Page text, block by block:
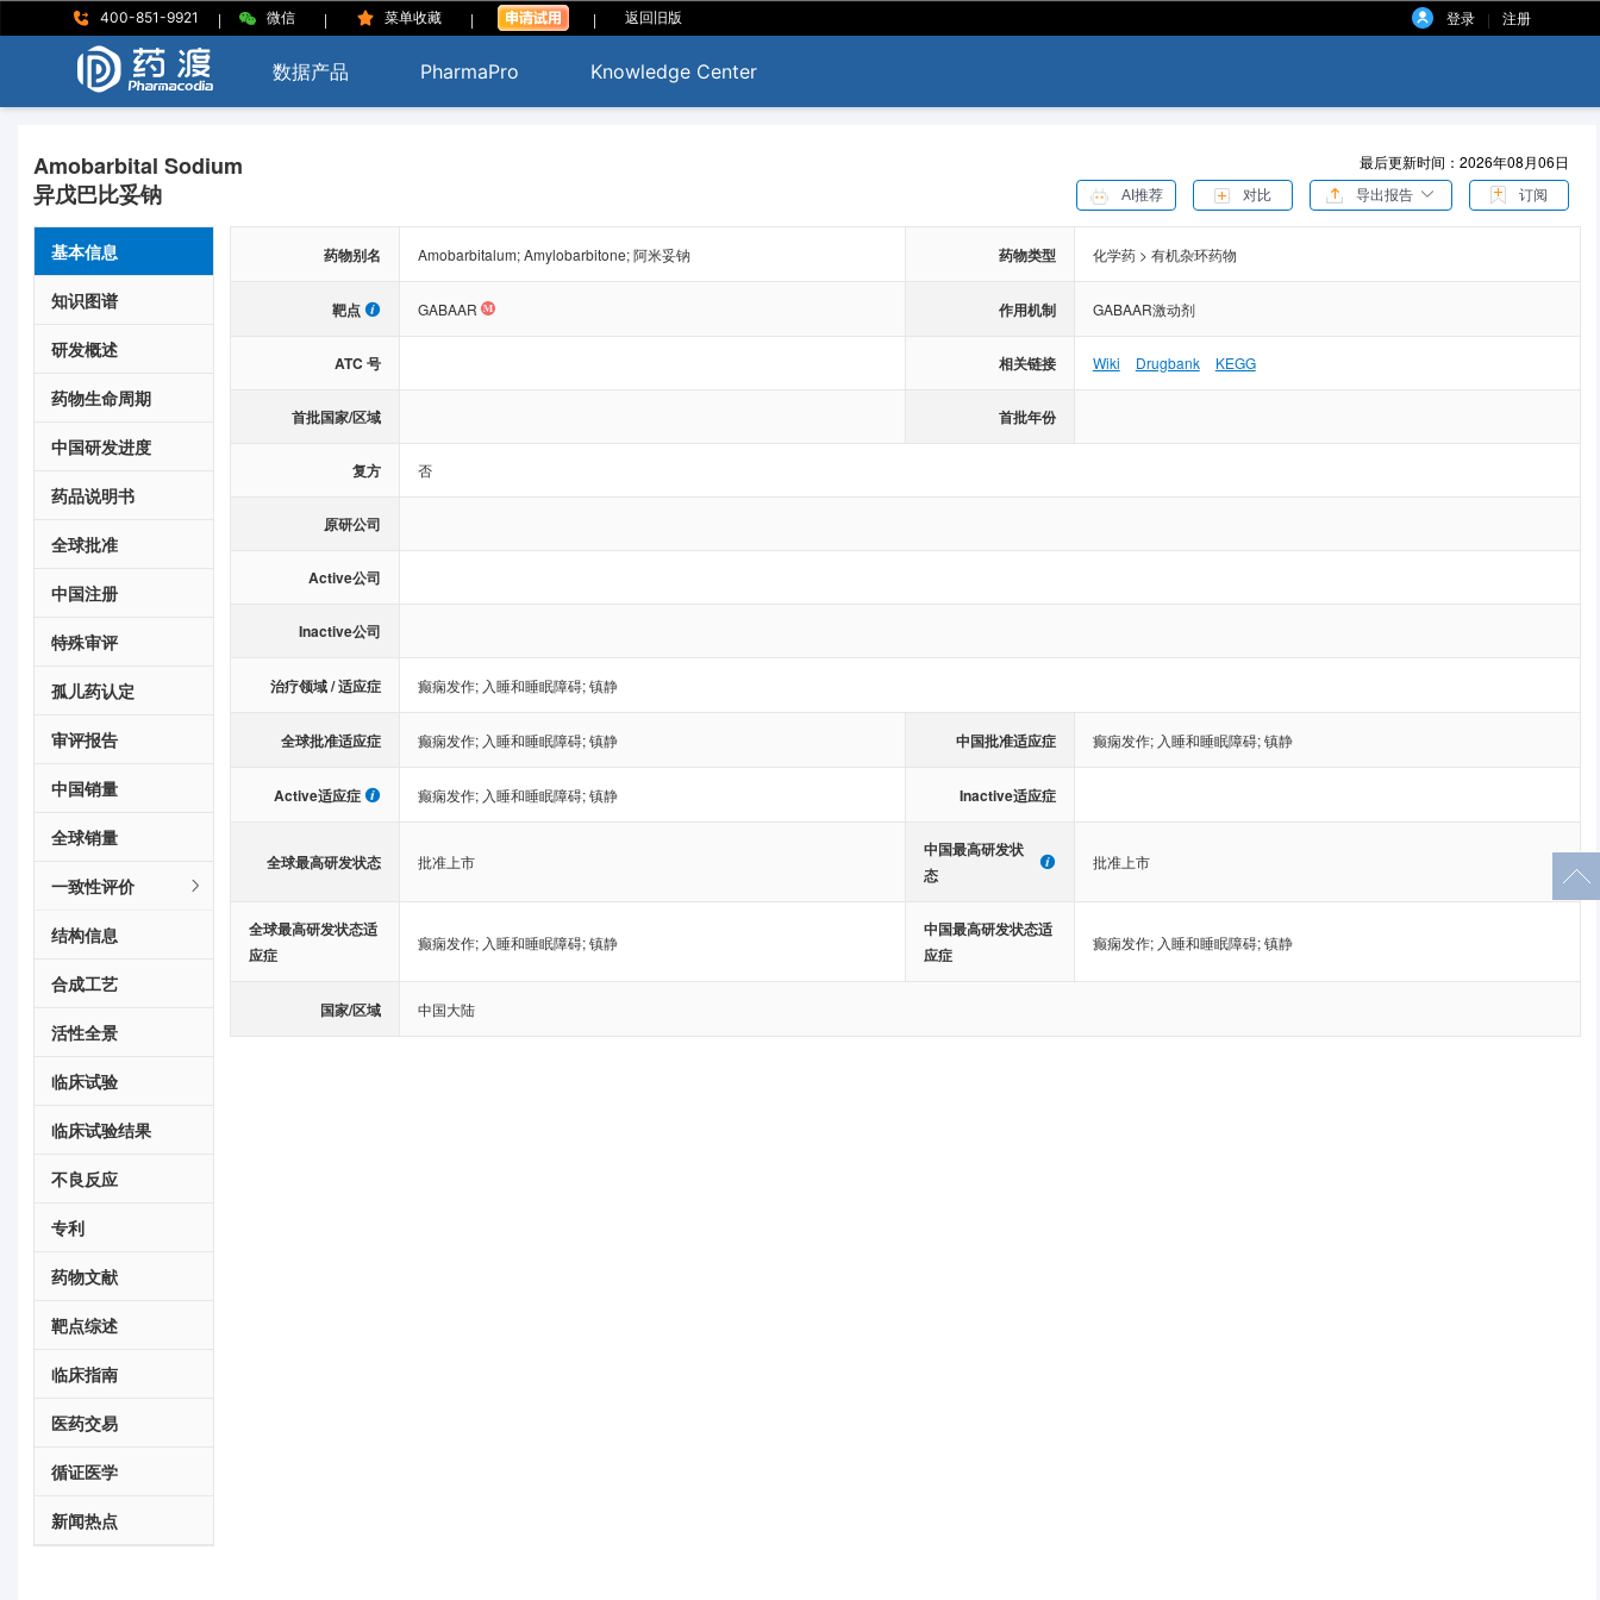
400-851-9921 | 微信 | 菜单收藏 | | 返回旧版 登录 | 注册
数据产品 PharmaPro Knowledge Center
Amobarbital Sodium
异戊巴比妥钠
最后更新时间：2026年08月06日
AI推荐 对比 导出报告 订阅
基本信息
知识图谱
研发概述
药物生命周期
中国研发进度
药品说明书
全球批准
中国注册
特殊审评
孤儿药认定
审评报告
中国销量
全球销量
一致性评价
结构信息
合成工艺
活性全景
临床试验
临床试验结果
不良反应
专利
药物文献
靶点综述
临床指南
医药交易
循证医学
新闻热点
药物别名 Amobarbitalum; Amylobarbitone; 阿米妥钠 药物类型 化学药 > 有机杂环药物
靶点 GABAAR 作用机制 GABAAR激动剂
ATC 号 相关链接 Wiki Drugbank KEGG
首批国家/区域 首批年份
复方 否
原研公司
Active公司
Inactive公司
治疗领域 / 适应症 癫痫发作; 入睡和睡眠障碍;镇静
全球批准适应症 癫痫发作; 入睡和睡眠障碍;镇静 中国批准适应症 癫痫发作; 入睡和睡眠障碍;镇静
Active适应症 癫痫发作; 入睡和睡眠障碍;镇静 Inactive适应症
全球最高研发状态 批准上市
中国最高研发状
态
批准上市
全球最高研发状态适
应症
癫痫发作; 入睡和睡眠障碍;镇静
中国最高研发状态适
应症
癫痫发作; 入睡和睡眠障碍;镇静
国家/区域 中国大陆